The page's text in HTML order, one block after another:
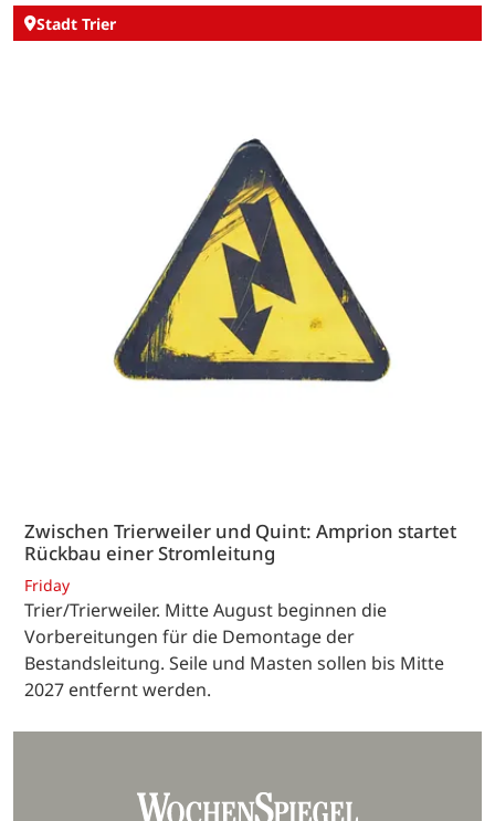
Stadt Trier
Zwischen Trierweiler und Quint: Amprion startet
Rückbau einer Stromleitung
Friday
Trier/Trierweiler. Mitte August beginnen die
Vorbereitungen für die Demontage der
Bestandsleitung. Seile und Masten sollen bis Mitte
2027 entfernt werden.